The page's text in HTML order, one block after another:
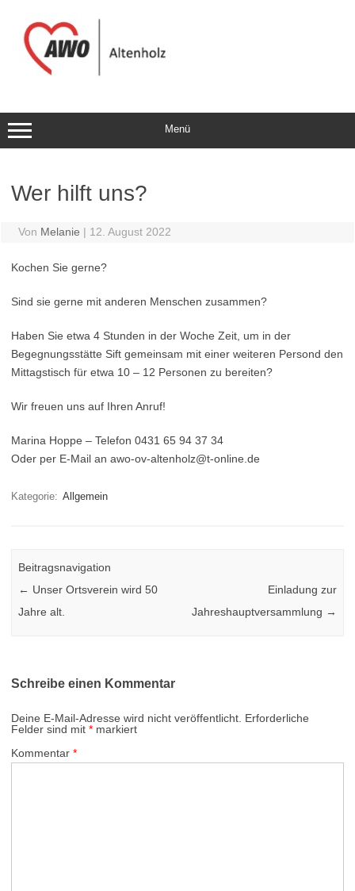
springen
Menü
Wer hilft uns?
Von Melanie | 12. August 2022
Kochen Sie gerne?
Sind sie gerne mit anderen Menschen zusammen?
Haben Sie etwa 4 Stunden in der Woche Zeit, um in der
Begegnungsstätte Sift gemeinsam mit einer weiteren Persond den
Mittagstisch für etwa 10 – 12 Personen zu bereiten?
Wir freuen uns auf Ihren Anruf!
Marina Hoppe – Telefon 0431 65 94 37 34
Oder per E-Mail an awo-ov-altenholz@t-online.de
Kategorie: Allgemein
Beitragsnavigation
← Unser Ortsverein wird 50
Jahre alt.
Einladung zur
Jahreshauptversammlung →
Schreibe einen Kommentar
Deine E-Mail-Adresse wird nicht veröffentlicht. Erforderliche
Felder sind mit * markiert
Kommentar *